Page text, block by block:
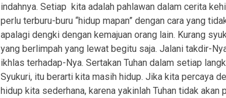
indahnya. Setiap kita adalah pahlawan dalam cerita
perlu terburu-buru “hidup mapan” dengan cara yang
apalagi dengki dengan kemajuan orang lain. Kurang
yang berlimpah yang lewat begitu saja. Jalani takdir-
ikhlas terhadap-Nya. Sertakan Tuhan dalam setiap
Syukuri, itu berarti kita masih hidup. Jika kita percaya
hidup kita sederhana, karena yakinlah Tuhan tidak akan